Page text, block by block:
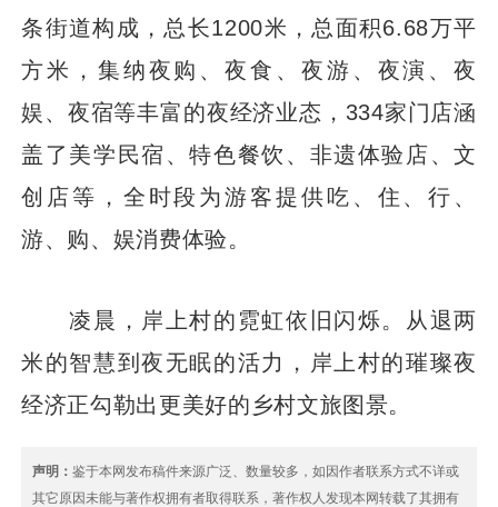
条街道构成，总长1200米，总面积6.68万平
方米，集纳夜购、夜食、夜游、夜演、夜
娱、夜宿等丰富的夜经济业态，334家门店涵
盖了美学民宿、特色餐饮、非遗体验店、文
创店等，全时段为游客提供吃、住、行、
游、购、娱消费体验。
凌晨，岸上村的霓虹依旧闪烁。从退两
米的智慧到夜无眠的活力，岸上村的璀璨夜
经济正勾勒出更美好的乡村文旅图景。
声明：鉴于本网发布稿件来源广泛、数量较多，如因作者联系方式不详或
其它原因未能与著作权拥有者取得联系，著作权人发现本网转载了其拥有